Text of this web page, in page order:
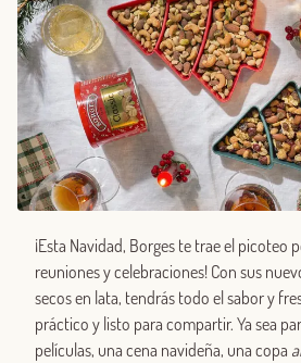
¡Esta Navidad, Borges te trae el picoteo
reuniones y celebraciones! Con sus
secos en lata, tendrás todo el sabor y
práctico y listo para compartir. Ya sea
películas, una cena navideña, una copa